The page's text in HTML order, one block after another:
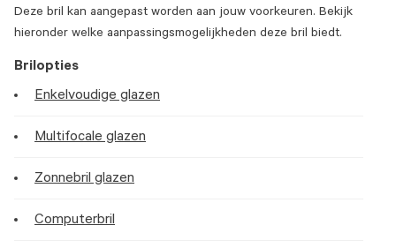
Deze bril kan aangepast worden aan jouw voorkeuren. Bekijk
hieronder welke aanpassingsmogelijkheden deze bril biedt.
Brilopties
Enkelvoudige glazen
Multifocale glazen
Zonnebril glazen
Computerbril